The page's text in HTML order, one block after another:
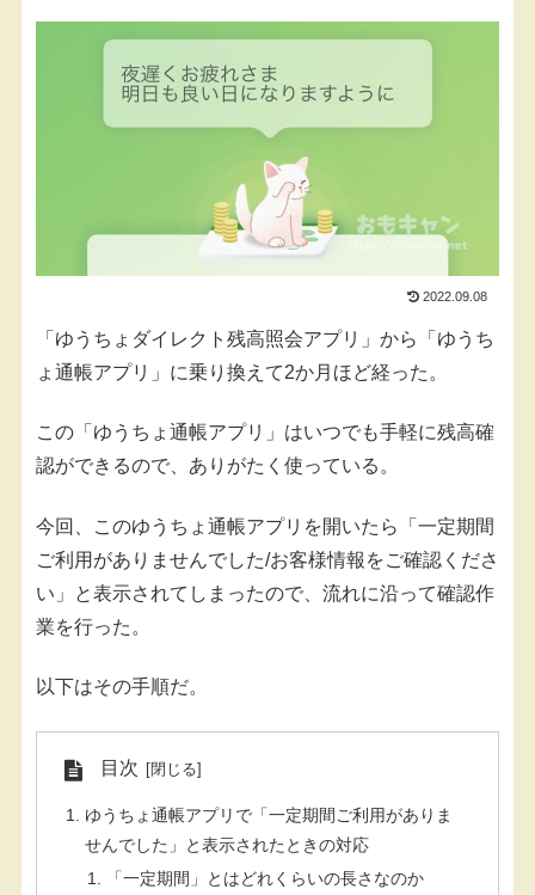
2022.09.08
「ゆうちょダイレクト残高照会アプリ」から「ゆうち
ょ通帳アプリ」に乗り換えて2か月ほど経った。
この「ゆうちょ通帳アプリ」はいつでも手軽に残高確
認ができるので、ありがたく使っている。
今回、このゆうちょ通帳アプリを開いたら「一定期間
ご利用がありませんでした/お客様情報をご確認くださ
い」と表示されてしまったので、流れに沿って確認作
業を行った。
以下はその手順だ。
目次
ゆうちょ通帳アプリで「一定期間ご利用がありま
せんでした」と表示されたときの対応
「一定期間」とはどれくらいの長さなのか